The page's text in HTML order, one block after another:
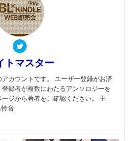
トマスター
カウントです。 ユーザー登録がお済
録者が複数にわたるアンソロジーを
ジから著者をご確認ください。 主
音